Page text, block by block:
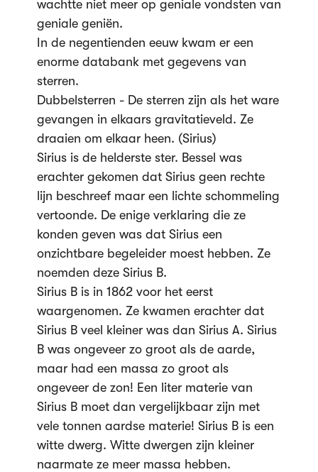
wachtte niet meer op geniale vondsten van
geniale geniën.
In de negentienden eeuw kwam er een
enorme databank met gegevens van
sterren.
Dubbelsterren - De sterren zijn als het ware
gevangen in elkaars gravitatieveld. Ze
draaien om elkaar heen. (Sirius)
Sirius is de helderste ster. Bessel was
erachter gekomen dat Sirius geen rechte
lijn beschreef maar een lichte schommeling
vertoonde. De enige verklaring die ze
konden geven was dat Sirius een
onzichtbare begeleider moest hebben. Ze
noemden deze Sirius B.
Sirius B is in 1862 voor het eerst
waargenomen. Ze kwamen erachter dat
Sirius B veel kleiner was dan Sirius A. Sirius
B was ongeveer zo groot als de aarde,
maar had een massa zo groot als
ongeveer de zon! Een liter materie van
Sirius B moet dan vergelijkbaar zijn met
vele tonnen aardse materie! Sirius B is een
witte dwerg. Witte dwergen zijn kleiner
naarmate ze meer massa hebben.